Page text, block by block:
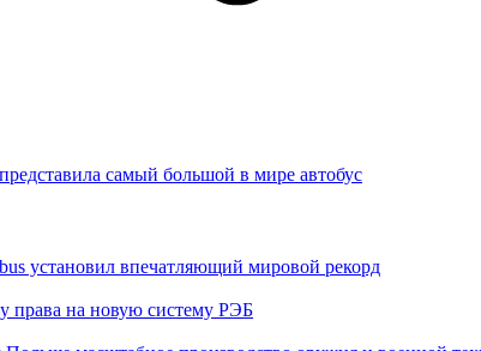
самый большой в мире автобус
установил впечатляющий мировой рекорд
права на новую систему РЭБ